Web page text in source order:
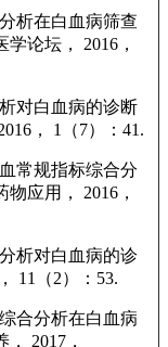
析在白血病筛查
论坛， 2016，
对白血病的诊断
， 1（7）：41.
常规指标综合分
应用， 2016，
析对白血病的诊
11（2）：53.
合分析在白血病
2017，